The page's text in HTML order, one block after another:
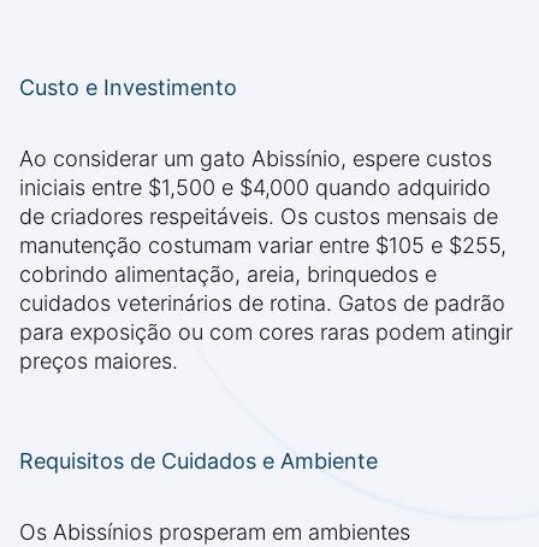
Custo e Investimento
Ao considerar um gato Abissínio, espere custos
iniciais entre $1,500 e $4,000 quando adquirido
de criadores respeitáveis. Os custos mensais de
manutenção costumam variar entre $105 e $255,
cobrindo alimentação, areia, brinquedos e
cuidados veterinários de rotina. Gatos de padrão
para exposição ou com cores raras podem atingir
preços maiores.
Requisitos de Cuidados e Ambiente
Os Abissínios prosperam em ambientes